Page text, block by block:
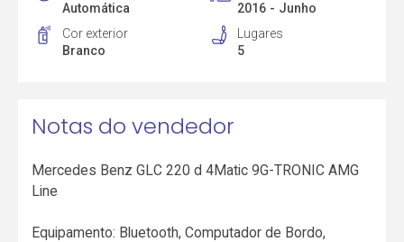
Automática
2016 - Junho
Cor exterior
Branco
Lugares
5
Notas do vendedor
Mercedes Benz GLC 220 d 4Matic 9G-TRONIC AMG
Line
Equipamento: Bluetooth, Computador de Bordo,